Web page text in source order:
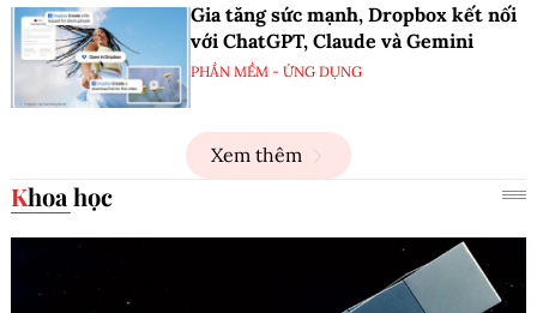
Gia tăng sức mạnh, Dropbox kết nối
với ChatGPT, Claude và Gemini
PHẦN MỀM - ỨNG DỤNG
Xem thêm
Khoa học